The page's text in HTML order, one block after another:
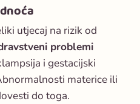
utjecaj na rizik od
problemi
i gestacijski
materice ili
do toga.